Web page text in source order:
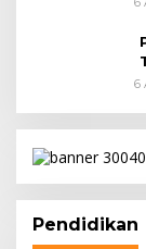
6
Pendidikan